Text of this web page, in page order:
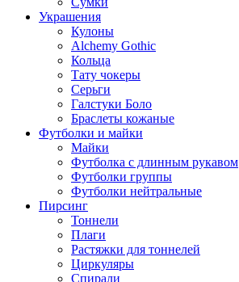
Украшения
Кулоны
Alchemy Gothic
Кольца
Тату чокеры
Серьги
Галстуки Боло
Браслеты кожаные
Футболки и майки
Майки
Футболка с длинным рукавом
Футболки группы
Футболки нейтральные
Пирсинг
Тоннели
Плаги
Растяжки для тоннелей
Циркуляры
Спирали